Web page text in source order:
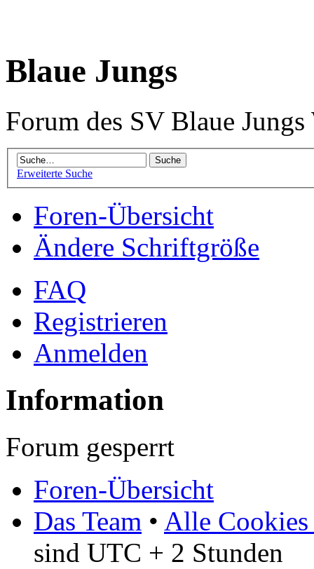
Blaue Jungs
Forum des SV Blaue
Erweiterte Suche
Foren-Übersicht
Ändere Schriftgröße
FAQ
Registrieren
Anmelden
Information
Forum gesperrt
Foren-Übersicht
Das Team • Alle Cookies
sind UTC + 2 Stunden